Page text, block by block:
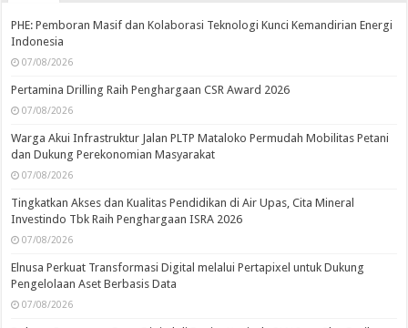
PHE: Pemboran Masif dan Kolaborasi Teknologi Kunci Kemandirian Energi
Indonesia
07/08/2026
Pertamina Drilling Raih Penghargaan CSR Award 2026
07/08/2026
Warga Akui Infrastruktur Jalan PLTP Mataloko Permudah Mobilitas Petani
dan Dukung Perekonomian Masyarakat
07/08/2026
Tingkatkan Akses dan Kualitas Pendidikan di Air Upas, Cita Mineral
Investindo Tbk Raih Penghargaan ISRA 2026
07/08/2026
Elnusa Perkuat Transformasi Digital melalui Pertapixel untuk Dukung
Pengelolaan Aset Berbasis Data
07/08/2026